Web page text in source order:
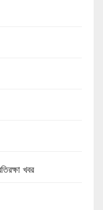
খবর